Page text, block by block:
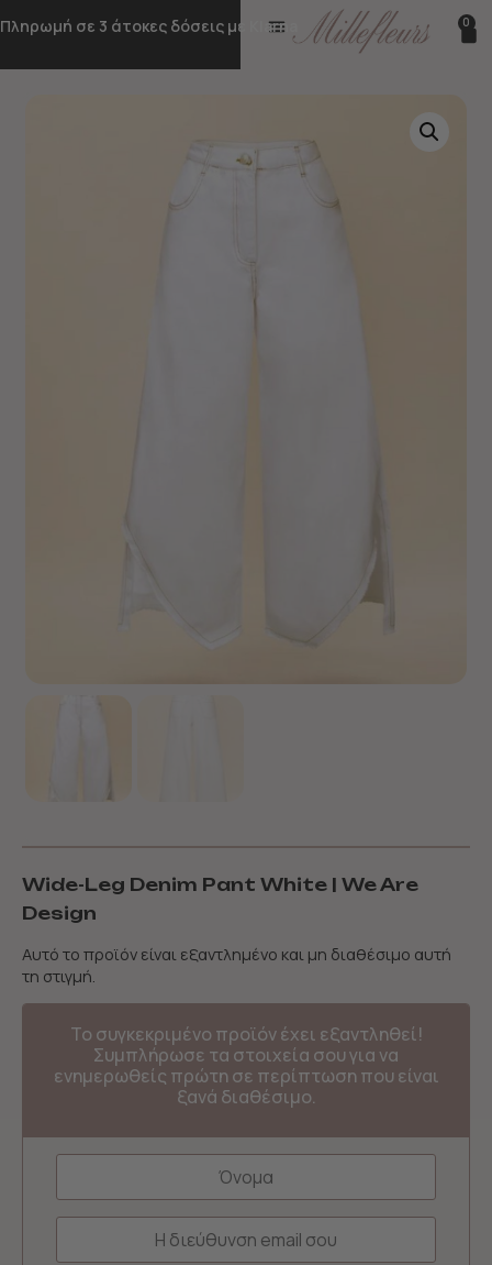
Πληρωμή σε 3 άτοκες δόσεις με Klarna 0
Wide-Leg Denim Pant White | We Are
Design
Αυτό το προϊόν είναι εξαντλημένο και μη διαθέσιμο αυτή
τη στιγμή.
Το συγκεκριμένο προϊόν έχει εξαντληθεί!
Συμπλήρωσε τα στοιχεία σου για να
ενημερωθείς πρώτη σε περίπτωση που είναι
ξανά διαθέσιμο.